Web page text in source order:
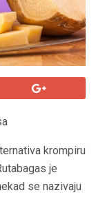
krompiru
je
se nazivaju